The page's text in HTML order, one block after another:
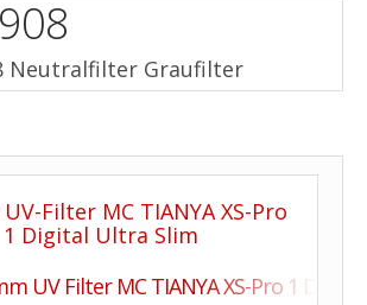
Neutralfilter Graufilter
UV Filter MC TIANYA XS-Pro 1